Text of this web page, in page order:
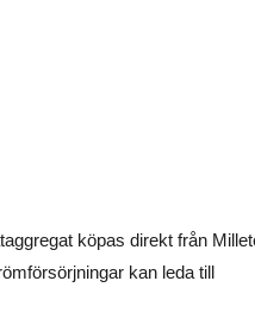
köpas direkt från
kan leda till